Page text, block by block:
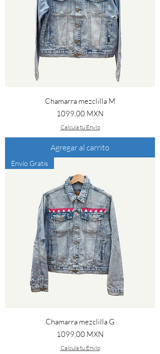
Chamarra mezclilla M
Precio
1099,00 MXN
Calcula tu Envío
Agregar al carrito
Envío Gratis
Chamarra mezclilla G
Precio
1099,00 MXN
Calcula tu Envío